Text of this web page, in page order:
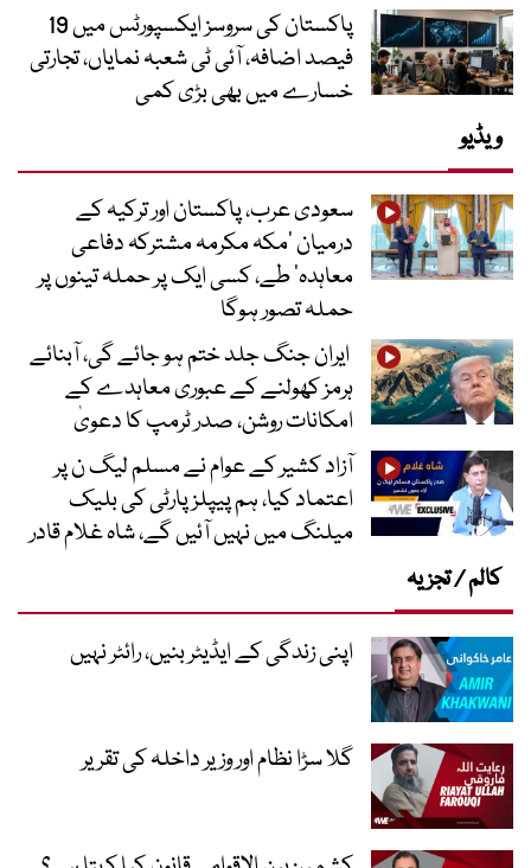
پاکستان کی سروسز ایکسپورٹس میں 19
فیصد اضافہ، آئی ٹی شعبہ نمایاں، تجارتی
خسارے میں بھی بڑی کمی
ویڈیو
سعودی عرب، پاکستان اور ترکیہ کے
درمیان ’مکہ مکرمہ مشترکہ دفاعی
معاہدہ‘ طے، کسی ایک پر حملہ تینوں پر
حملہ تصور ہوگا
ایران جنگ جلد ختم ہو جائے گی، آبنائے
ہرمز کھولنے کے عبوری معاہدے کے
امکانات روشن، صدر ٹرمپ کا دعویٰ
آزاد کشیر کے عوام نے مسلم لیگ ن پر
اعتماد کیا، ہم پیپلز پارٹی کی بلیک
میلنگ میں نہیں آئیں گے، شاہ غلام قادر
کالم / تجزیہ
اپنی زندگی کے ایڈیٹر بنیں، رائٹر نہیں
گلا سڑا نظام اور وزیر داخلہ کی تقریر